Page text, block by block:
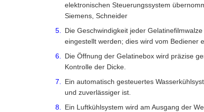
elektronischen Steuerungssystem
Siemens, Schneider
Die Geschwindigkeit jeder
eingestellt werden; dies wird vom Bediener
Die Öffnung der Gelatinebox wird präzise
Kontrolle der Dicke.
Ein automatisch gesteuertes
und zuverlässiger ist.
Ein Luftkühlsystem wird am Ausgang der